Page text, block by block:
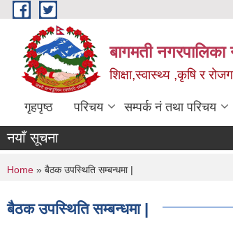
Skip to main content
बागमती नगरपालिका
शिक्षा,स्वास्थ्य ,कृषि र
गृहपृष्ठ परिचय सम्पर्क नं तथा परिचय
नयाँ सूचना
You are here
Home » बैठक उपस्थिति सम्बन्धमा |
बैठक उपस्थिति सम्बन्धमा |